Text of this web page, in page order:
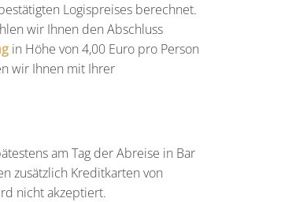
Logispreises berechnet.
wir Ihnen den Abschluss
in Höhe von 4,00 Euro pro Person
wir Ihnen mit Ihrer
am Tag der Abreise in Bar
zusätzlich Kreditkarten von
nicht akzeptiert.